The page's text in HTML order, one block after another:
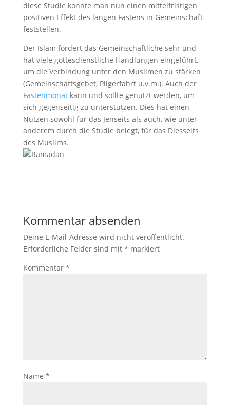
diese Studie konnte man nun einen mittelfristigen
positiven Effekt des langen Fastens in Gemeinschaft
feststellen.
Der Islam fördert das Gemeinschaftliche sehr und
hat viele gottesdienstliche Handlungen eingeführt,
um die Verbindung unter den Muslimen zu stärken
(Gemeinschaftsgebet, Pilgerfahrt u.v.m.). Auch der
Fastenmonatkann und sollte genutzt werden, um
sich gegenseitig zu unterstützen. Dies hat einen
Nutzen sowohl für das Jenseits als auch, wie unter
anderem durch die Studie belegt, für das Diesseits
des Muslims.
Kommentar absenden
Deine E-Mail-Adresse wird nicht veröffentlicht.
Erforderliche Felder sind mit * markiert
Kommentar *
Name *